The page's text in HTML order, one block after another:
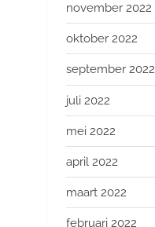
november 2022
oktober 2022
september 2022
juli 2022
mei 2022
april 2022
maart 2022
februari 2022